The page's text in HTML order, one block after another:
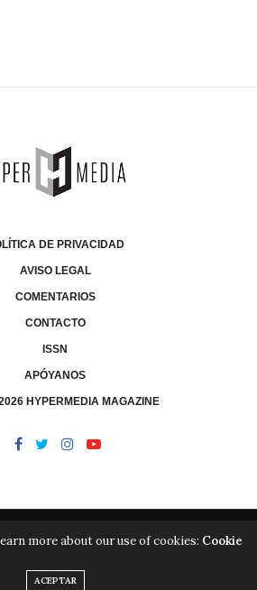
DE PRIVACIDAD
AVISO LEGAL
COMENTARIOS
CONTACTO
ISSN
APÓYANOS
HYPERMEDIA MAGAZINE
more about our use of cookies: Cookie
ACEPTAR